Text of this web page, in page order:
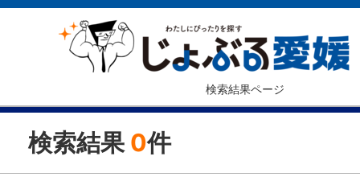
検索結果ページ
検索結果 0件